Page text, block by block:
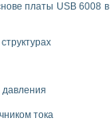
платы USB 6008 в
давления
тока